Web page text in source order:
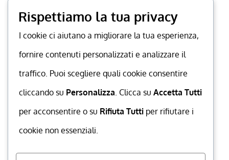
Rispettiamo la tua privacy
I cookie ci aiutano a migliorare la tua esperienza,
fornire contenuti personalizzati e analizzare il
traffico. Puoi scegliere quali cookie consentire
cliccando su Personalizza. Clicca su Accetta Tutti
per acconsentire o su Rifiuta Tutti per rifiutare i
cookie non essenziali.